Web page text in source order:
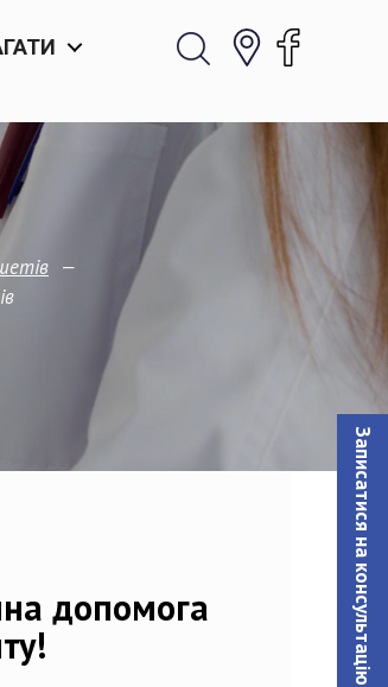
Записатися на консультацiю
—
допомога